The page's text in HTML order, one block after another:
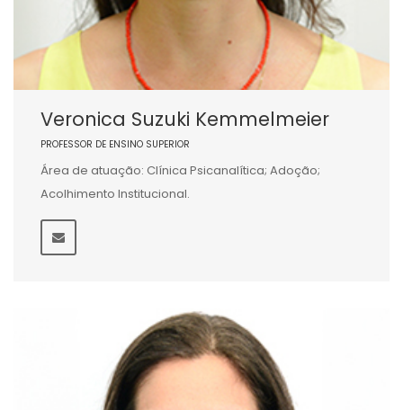
Veronica Suzuki Kemmelmeier
PROFESSOR DE ENSINO SUPERIOR
Área de atuação: Clínica Psicanalítica; Adoção;
Acolhimento Institucional.